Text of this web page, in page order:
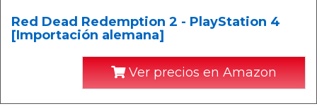
Red Dead Redemption 2 - PlayStation 4
[Importación alemana]
Ver precios en Amazon